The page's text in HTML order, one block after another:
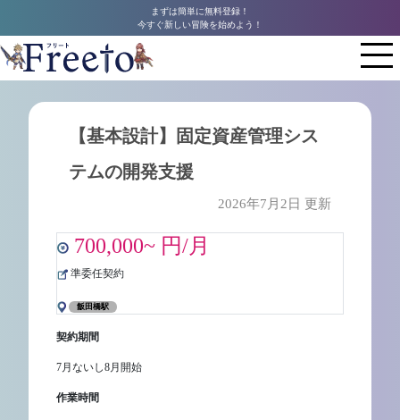
まずは簡単に無料登録！
今すぐ新しい冒険を始めよう！
【基本設計】固定資産管理シス
テムの開発支援
2026年7月2日 更新
700,000~ 円/月
準委任契約
飯田橋駅
契約期間
7月ないし8月開始
作業時間